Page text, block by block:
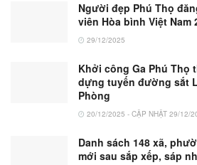
Người đẹp Phú Thọ
viên Hòa bình Việt Nam
29/12/2025
Khởi công Ga Phú Thọ
dựng tuyến đường sắt
Phòng
20/12/2025 - CẬP NHẬT 29/12/
Danh sách 148 xã,
mới sau sắp xếp, sáp